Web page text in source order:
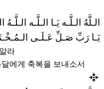
الـلَّهُ الـلَّـه يَـا الـلَّـه الـلَّـهُ
يَـا رَبِّ صَـلِّ عَـلَـى
라
에게 축복을 보내소서